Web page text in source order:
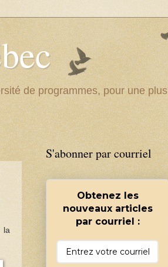
de programmes, pour une plus
la
S'abonner par courriel
Obtenez les
nouveaux articles
par courriel :